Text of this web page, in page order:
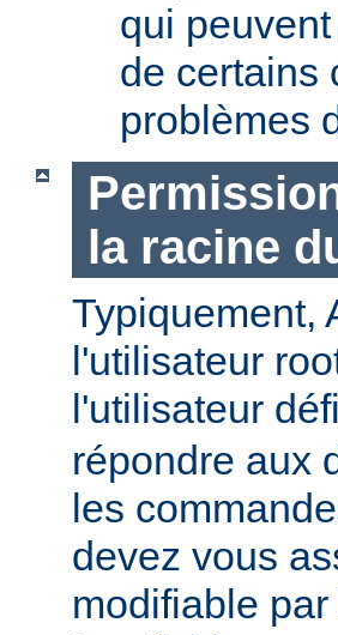
qui
de certains
problèmes
la racine
Typiquement,
l'utilisateur
l'utilisateur
répondre aux
les
devez vous
modifiable